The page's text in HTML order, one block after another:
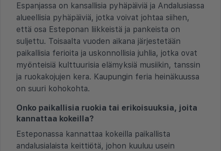
Espanjassa on kansallisia pyhäpäiviä ja Andalusiassa
alueellisia pyhäpäiviä, jotka voivat johtaa siihen,
että osa Esteponan liikkeistä ja pankeista on
suljettu. Toisaalta vuoden aikana järjestetään
paikallisia ferioita ja uskonnollisia juhlia, jotka ovat
myönteisiä kulttuurisia elämyksiä musiikin, tanssin
ja ruokakojujen kera. Kaupungin feria heinäkuussa
on suuri kohokohta.
Onko paikallisia ruokia tai erikoisuuksia, joita
kannattaa kokeilla?
Esteponassa kannattaa kokeilla paikallista
andalusialaista keittiötä, johon kuuluu usein